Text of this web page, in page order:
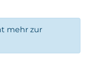
mehr zur